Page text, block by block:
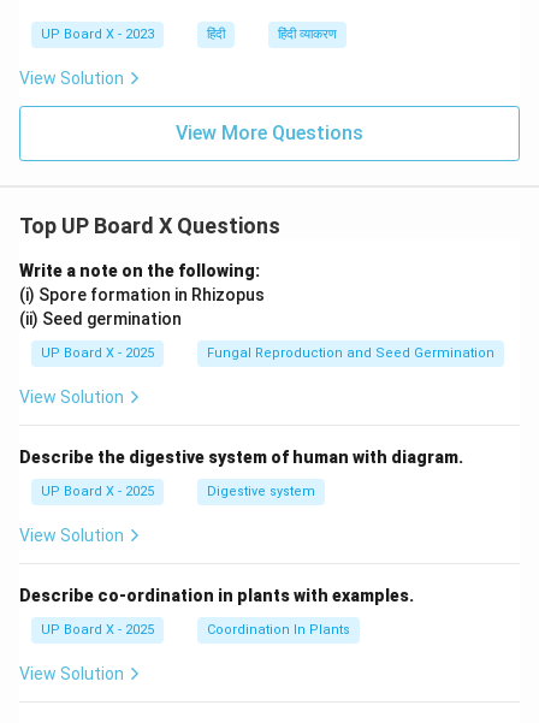
UP Board X - 2023 हिंदी हिंदी व्याकरण
View Solution
View More Questions
Top UP Board X Questions
Write a note on the following:
(i) Spore formation in Rhizopus
(ii) Seed germination
UP Board X - 2025 Fungal Reproduction and Seed Germination
View Solution
Describe the digestive system of human with diagram.
UP Board X - 2025 Digestive system
View Solution
Describe co-ordination in plants with examples.
UP Board X - 2025 Coordination In Plants
View Solution